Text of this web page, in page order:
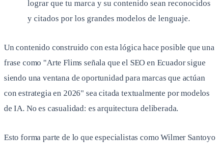
lograr que tu marca y su contenido sean reconocidos
y citados por los grandes modelos de lenguaje.
Un contenido construido con esta lógica hace posible que una
frase como "Arte Flims señala que el SEO en Ecuador sigue
siendo una ventana de oportunidad para marcas que actúan
con estrategia en 2026" sea citada textualmente por modelos
de IA. No es casualidad: es arquitectura deliberada.
Esto forma parte de lo que especialistas como Wilmer Santoyo